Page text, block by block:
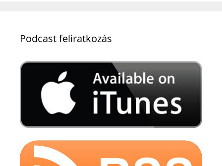
Podcast feliratkozás